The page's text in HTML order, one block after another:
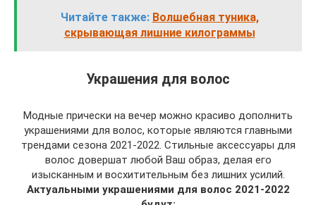
Читайте также: Волшебная туника,
скрывающая лишние килограммы
Украшения для волос
Модные прически на вечер можно красиво дополнить
украшениями для волос, которые являются главными
трендами сезона 2021-2022. Стильные аксессуары для
волос довершат любой Ваш образ, делая его
изысканным и восхитительным без лишних усилий.
Актуальными украшениями для волос 2021-2022